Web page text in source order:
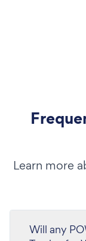
Learn more
Will any